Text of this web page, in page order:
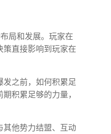
局和发展。玩家在
直接影响到玩家在
发之前，如何积累足
积累足够的力量，
他势力结盟、互动